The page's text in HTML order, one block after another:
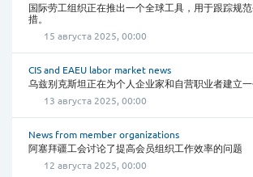
国际劳工组织正在推出一个全球工具，用于跟踪规
措。
15 августа 2025, 00:00
CIS and EAEU labor market news
乌兹别克斯坦正在为个人企业家和自营职业者建立
13 августа 2025, 00:00
News from member organizations
阿塞拜疆工会讨论了提高会员组织工作效率的问题
12 августа 2025, 00:00